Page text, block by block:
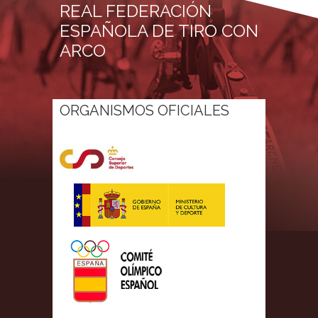
REAL FEDERACIÓN
ESPAÑOLA DE TIRO CON
ARCO
ORGANISMOS OFICIALES